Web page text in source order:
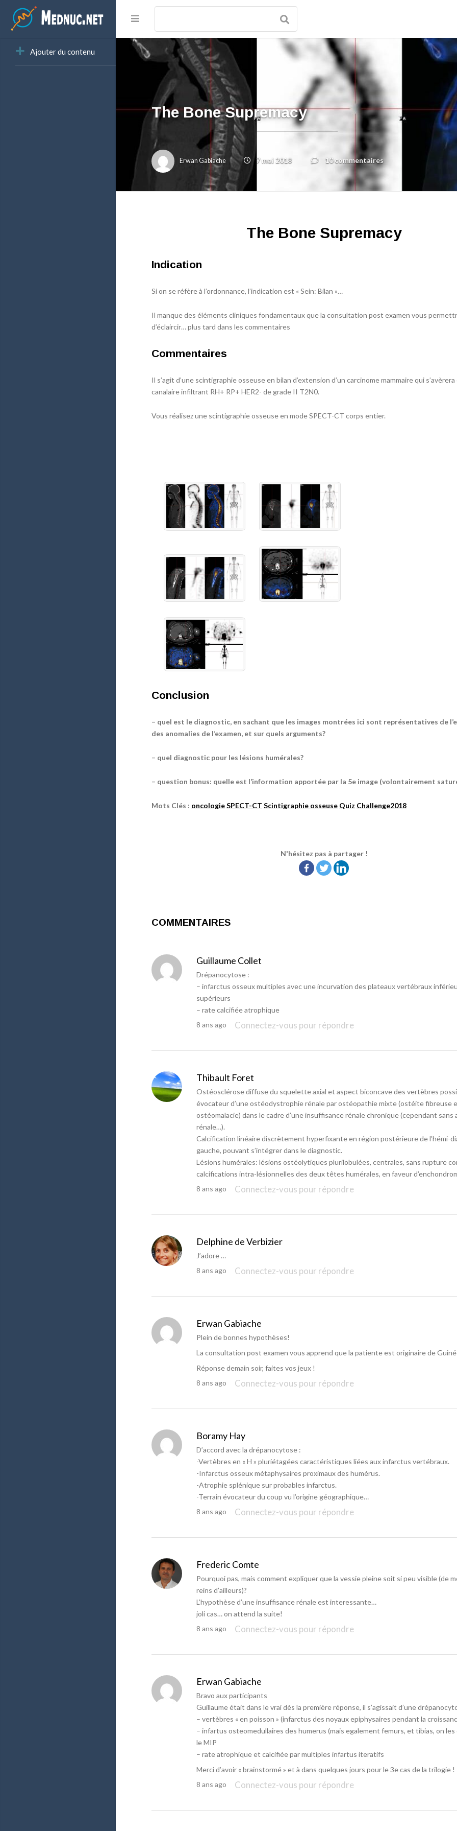
Ajouter du contenu
The Bone Supremacy
Erwan Gabiache 7 mai 2018 10 commentaires
The Bone Supremacy
Indication
Si on se réfère à l’ordonnance, l’indication est « Sein: Bilan »…
Il manque des éléments cliniques fondamentaux que la consultation post examen vous
d’éclaircir… plus tard dans les commentaires
Commentaires
Il s’agit d’une scintigraphie osseuse en bilan d’extension d’un carcinome mammaire qui
canalaire infiltrant RH+ RP+ HER2- de grade II T2N0.
Vous réalisez une scintigraphie osseuse en mode SPECT-CT corps entier.
Conclusion
– quel est le diagnostic, en sachant que les images montrées ici sont représentatives de
des anomalies de l’examen, et sur quels arguments?
– quel diagnostic pour les lésions humérales?
– question bonus: quelle est l’information apportée par la 5e image (volontairement
Mots Clés : oncologieSPECT-CT Scintigraphie osseuse Quiz Challenge2018
N'hésitez pas à partager !
COMMENTAIRES
Guillaume Collet
Drépanocytose :
– infarctus osseux multiples avec une incurvation des plateaux vertébraux
supérieurs
– rate calcifiée atrophique
8 ans ago
Connectez-vous pour répondre
Thibault Foret
Ostéosclérose diffuse du squelette axial et aspect biconcave des vertèbres
évocateur d’une ostéodystrophie rénale par ostéopathie mixte (ostéite fibreuse
ostéomalacie) dans le cadre d’une insuffisance rénale chronique (cependant sans
rénale…).
Calcification linéaire discrètement hyperfixante en région postérieure de l’hémi-
gauche, pouvant s’intégrer dans le diagnostic.
Lésions humérales: lésions ostéolytiques plurilobulées, centrales, sans rupture
calcifications intra-lésionnelles des deux têtes humérales, en faveur
8 ans ago
Connectez-vous pour répondre
Delphine de Verbizier
J’adore …
8 ans ago
Connectez-vous pour répondre
Erwan Gabiache
Plein de bonnes hypothèses!
La consultation post examen vous apprend que la patiente est originaire de
Réponse demain soir, faites vos jeux !
8 ans ago
Connectez-vous pour répondre
Boramy Hay
D’accord avec la drépanocytose :
-Vertèbres en « H » pluriétagées caractéristiques liées aux infarctus vertébraux.
-Infarctus osseux métaphysaires proximaux des humérus.
-Atrophie splénique sur probables infarctus.
-Terrain évocateur du coup vu l’origine géographique…
8 ans ago
Connectez-vous pour répondre
Frederic Comte
Pourquoi pas, mais comment expliquer que la vessie pleine soit si peu visible (de
reins d’ailleurs)?
L’hypothèse d’une insuffisance rénale est interessante…
joli cas… on attend la suite!
8 ans ago
Connectez-vous pour répondre
Erwan Gabiache
Bravo aux participants
Guillaume était dans le vrai dès la première réponse, il s’agissait d’une
– vertèbres « en poisson » (infarctus des noyaux epiphysaires pendant la
– infartus osteomedullaires des humerus (mais egalement femurs, et tibias, on les
le MIP
– rate atrophique et calcifiée par multiples infartus iteratifs
Merci d’avoir « brainstormé » et à dans quelques jours pour le 3e cas de la trilogie !
8 ans ago
Connectez-vous pour répondre